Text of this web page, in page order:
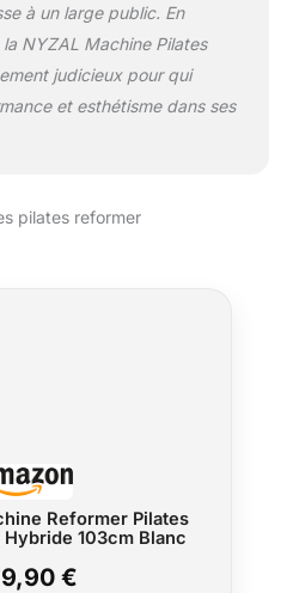
à un large public. En
NYZAL Machine Pilates
judicieux pour qui
et esthétisme dans ses
pilates reformer
Reformer Pilates
103cm Blanc
€